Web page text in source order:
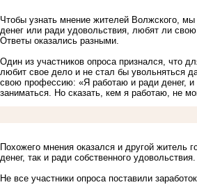
Чтобы узнать мнение жителей Волжского,
денег или ради удовольствия, любят ли
Ответы оказались разными.
Один из участников опроса признался, что
любит свое дело и не стал бы увольняться
свою профессию: «Я работаю и ради денег,
заниматься. Но сказать, кем я работаю, не
Похожего мнения оказался и другой житель
денег, так и ради собственного
Не все участники опроса поставили